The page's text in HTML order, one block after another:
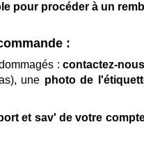
pour procéder à un
:
:contactez-
une photo de
et sav' de votre